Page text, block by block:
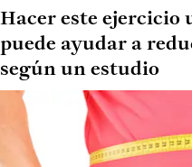
Hacer este ejercicio
puede ayudar a
según un estudio